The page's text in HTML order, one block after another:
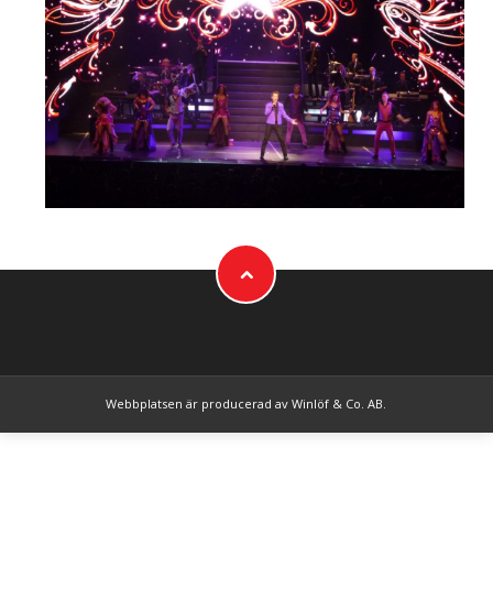
Webbplatsen är producerad avWinlöf & Co. AB.